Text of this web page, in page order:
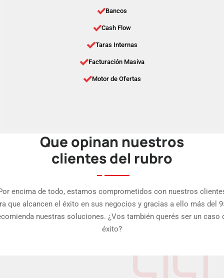
Bancos
Cash Flow
Taras Internas
Facturación Masiva
Motor de Ofertas
Que opinan nuestros
clientes del rubro
encima de todo, estamos comprometidos con nuestros
que alcancen el éxito en sus negocios y gracias a ello más del
nuestras soluciones. ¿Vos también querés ser un caso
éxito?